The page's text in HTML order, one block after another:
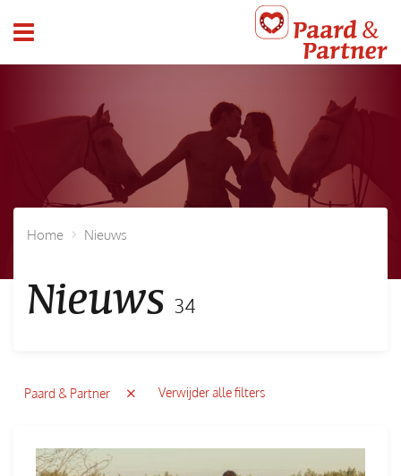
header_toggle_navigation
Home Nieuws
Nieuws 34
Paard & Partner Verwijder alle filters